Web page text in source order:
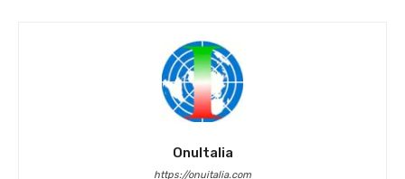
OnuItalia
https://onuitalia.com